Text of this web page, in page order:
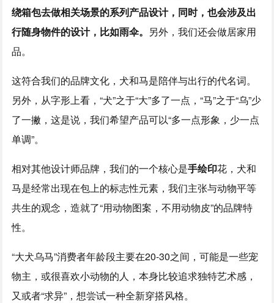
绕箱包去做相关场景的系列产品设计，同时，也会涉及出
行随身物件的设计，比如雨伞。 另外，我们还会做居家用
品。
这符合我们的品牌文化，犬和马是陪伴与出行的代名词。
另外，从字形上看，“犬”之于“大”多了一点，“马”之于“乌”少
了一撇，这是说，我们希望产品可以“多一点形象，少一点
单调”。
相对其他设计师品牌，我们的一个核心是手绘印花，犬和
马是经常出现在包上的标志性元素，我们主张与动物平等
共生的观念，造就了“用动物图案，不用动物皮”的品牌特
性。
“大犬乌马”消费者年龄段主要在20-30之间，可能是一些宠
物主，或很喜欢小动物的人，本身比较追求独特艺术感，
又或者“求异”，想尝试一种全新穿搭风格。